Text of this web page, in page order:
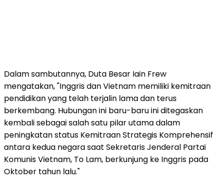
Dalam sambutannya, Duta Besar Iain Frew
mengatakan, "Inggris dan Vietnam memiliki kemitraan
pendidikan yang telah terjalin lama dan terus
berkembang. Hubungan ini baru-baru ini ditegaskan
kembali sebagai salah satu pilar utama dalam
peningkatan status Kemitraan Strategis Komprehensif
antara kedua negara saat Sekretaris Jenderal Partai
Komunis Vietnam, To Lam, berkunjung ke Inggris pada
Oktober tahun lalu."